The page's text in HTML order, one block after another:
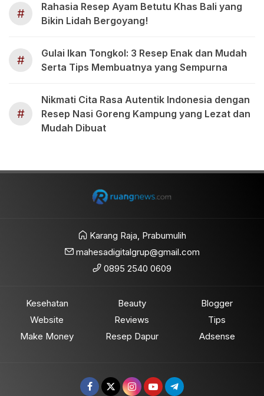
#
Rahasia Resep Ayam Betutu Khas Bali yang
Bikin Lidah Bergoyang!
#
Gulai Ikan Tongkol: 3 Resep Enak dan Mudah
Serta Tips Membuatnya yang Sempurna
#
Nikmati Cita Rasa Autentik Indonesia dengan
Resep Nasi Goreng Kampung yang Lezat dan
Mudah Dibuat
Karang Raja, Prabumulih
mahesadigitalgrup@gmail.com
0895 2540 0609
Kesehatan
Website
Make Money
Beauty
Reviews
Resep Dapur
Blogger
Tips
Adsense